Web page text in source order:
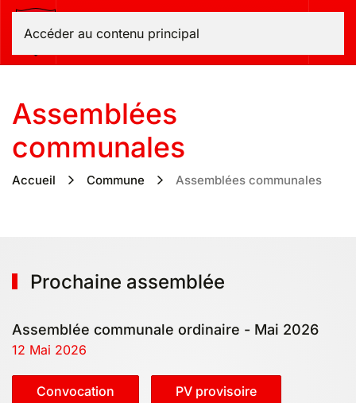
Accéder au contenu principal
Bas-Intyamon
Assemblées
communales
Accueil Commune Assemblées communales
Prochaine assemblée
Assemblée communale ordinaire - Mai 2026
12 Mai 2026
Convocation PV provisoire